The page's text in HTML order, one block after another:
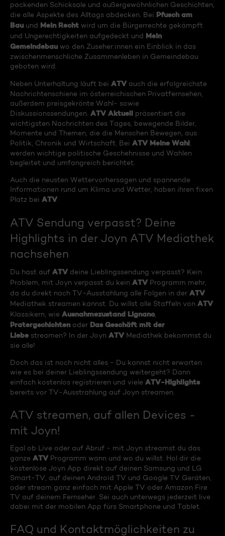
packenden Schicksale und außergewöhnlichen Geschichten,
die alle Aspekte des Alltags abdecken. Bei Pfusch am
Bau und Mein Recht wird um die Bürgerrechte gekämpft
und Ungerechtigkeiten aufgedeckt und Mein
Gemeindebau wo den Zuseher:innen ein Einblick in das
zwischenmenschliche Zusammenleben in Gemeindebau
geboten wird.
Neben Unterhaltung läuft bei ATV auch die erfolgreichste
Nachrichtenschiene im österreichischen Privatfernsehen,
außerdem preisgekrönte Wahl- sowie
Diskussionssendungen. ATV Aktuell präsentiert die
wichtigsten Nachrichten des Tages, bewegende Bilder,
Momente und Themen, die die Menschen Bewegen, aus
Politik, Chronik und Wirtschaft. Bei ATV Meine Wahl
werden wichtige politische Geschehnisse und Wahlen
begleitet und umfangreich berichtet.
Auch die neusten Wettervorhersagen und spannende
Informationen rund um Klima und Wetter, haben ihren fixen
Platz bei ATV
ATV Sendung verpasst? Deine
Highlights in der Joyn ATV Mediathek
nachsehen
Du hast auf ATV deine Lieblingssendung verpasst? Kein
Problem, mit Joyn verpasst du kein ATV Programm mehr,
da du direkt nach TV-Ausstahlung alle Folgen in der ATV
Mediathek streamen kannst. Du willst alle Staffeln von ATV
Klassikern, wie Ausnahmezustand Lignano,
Pratergschichtenoder Das Geschäft mit der
Liebe streamen? In der Joyn ATV Mediathek bekommst du
sie alle!
Doch das ist noch nicht alles - Du kannst nicht erwarten
wie es bei deiner Lieblingssendung weitergeht? Dann
einfach kostenlos registrieren und viele ATV-Highlights
bereits vor TV-Ausstrahlung auf Joyn streamen.
ATV streamen, auf allen Devices -
mit Joyn!
Egal ob Live oder auf Abruf - mit Joyn streamst du das
ganze ATV Programm wann und wo du willst. Hol dir die
kostenlose Joyn App direkt auf deinen Samsung und LG
Smart-TV, auf deinen Android TV und Google TV Geräten,
oder stream ganz einfach mit Apple TV oder Amazon Fire
TV auf deinem Fernseher. Sei auch unterwegs jederzeit live
dabei mit der mobilen App fürs Smartphone und Tablet.
FAQ und Kontaktmöglichkeiten zu